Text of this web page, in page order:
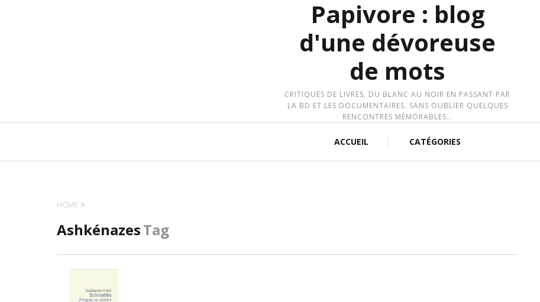
Papivore : blog
d'une dévoreuse
de mots
CRITIQUES DE LIVRES, DU BLANC AU NOIR EN PASSANT PAR
LA BD ET LES DOCUMENTAIRES. SANS OUBLIER QUELQUES
RENCONTRES MÉMORABLES…
ACCUEIL CATÉGORIES
HOME
AshkénazesTag